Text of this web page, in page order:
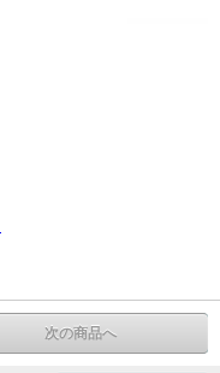
次の商品へ